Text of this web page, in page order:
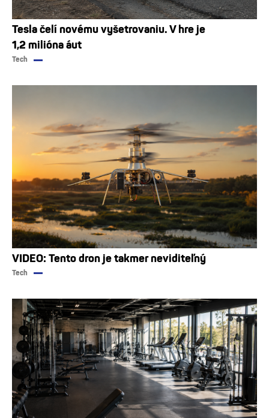
Tesla čelí novému vyšetrovaniu. V hre je
1,2 milióna áut
Tech
VIDEO: Tento dron je takmer neviditeľný
Tech